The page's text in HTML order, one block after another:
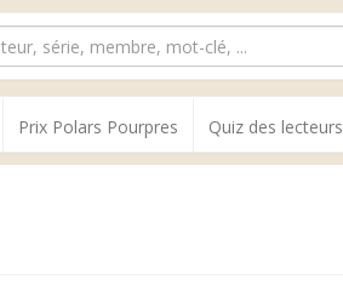
Prix Polars Pourpres Quiz des lecteurs